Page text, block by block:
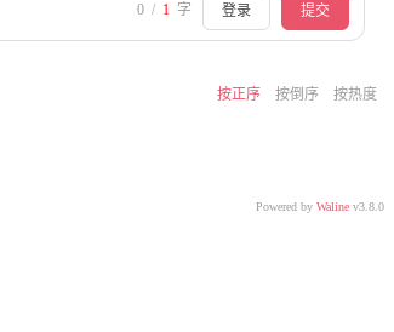
0 / 1 字 登录 提交
按正序 按倒序 按热度
Powered by Waline v3.8.0